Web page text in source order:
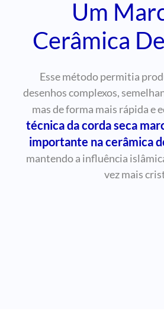
Um
Cerâmica
Esse método permitia
desenhos complexos,
mas de forma mais rápida e
técnica da corda seca
importante na cerâmica
mantendo a influência
vez mais